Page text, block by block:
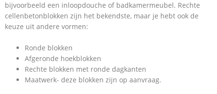
bijvoorbeeld een inloopdouche of badkamermeubel. Rechte
cellenbetonblokken zijn het bekendste, maar je hebt ook de
keuze uit andere vormen:
Ronde blokken
Afgeronde hoekblokken
Rechte blokken met ronde dagkanten
Maatwerk- deze blokken zijn op aanvraag.